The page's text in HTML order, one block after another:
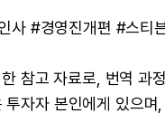
사 #경영진개편 #스티
참고 자료로, 번역 과
자자 본인에게 있으